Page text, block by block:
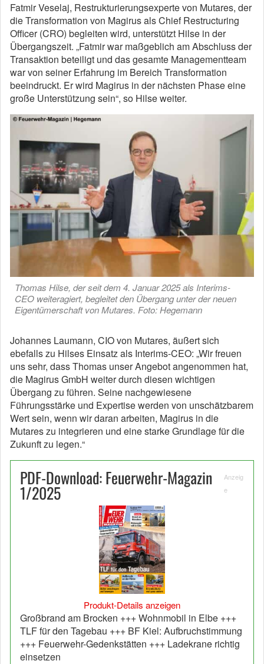
Fatmir Veselaj, Restrukturierungsexperte von Mutares, der
die Transformation von Magirus als Chief Restructuring
Officer (CRO) begleiten wird, unterstützt Hilse in der
Übergangszeit. „Fatmir war maßgeblich am Abschluss der
Transaktion beteiligt und das gesamte Managementteam
war von seiner Erfahrung im Bereich Transformation
beeindruckt. Er wird Magirus in der nächsten Phase eine
große Unterstützung sein“, so Hilse weiter.
Thomas Hilse, der seit dem 4. Januar 2025 als Interims-
CEO weiteragiert, begleitet den Übergang unter der neuen
Eigentümerschaft von Mutares. Foto: Hegemann
Johannes Laumann, CIO von Mutares, äußert sich
ebefalls zu Hilses Einsatz als Interims-CEO: „Wir freuen
uns sehr, dass Thomas unser Angebot angenommen hat,
die Magirus GmbH weiter durch diesen wichtigen
Übergang zu führen. Seine nachgewiesene
Führungsstärke und Expertise werden von unschätzbarem
Wert sein, wenn wir daran arbeiten, Magirus in die
Mutares zu integrieren und eine starke Grundlage für die
Zukunft zu legen.“
PDF-Download: Feuerwehr-Magazin
1/2025
Anzeig
e
Produkt-Details anzeigen
Großbrand am Brocken +++ Wohnmobil in Elbe +++
TLF für den Tagebau +++ BF Kiel: Aufbruchstimmung
+++ Feuerwehr-Gedenkstätten +++ Ladekrane richtig
einsetzen